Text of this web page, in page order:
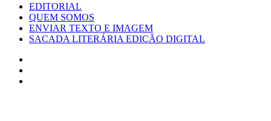
EDITORIAL
QUEM SOMOS
ENVIAR TEXTO E IMAGEM
SACADA LITERÁRIA EDIÇÃO DIGITAL